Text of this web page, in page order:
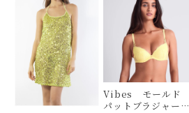
Vibes モールド
パットブラジャー